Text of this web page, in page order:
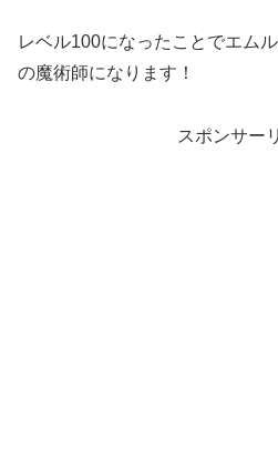
レベル100になったことでエム
の魔術師になります！
スポンサー